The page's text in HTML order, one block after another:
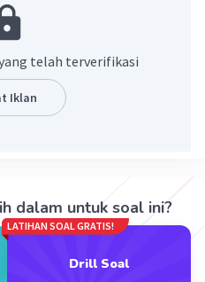
Y, artinya nilai x = 0
Balas
telah terverifikasi
Iklan
dalam untuk soal ini?
LATIHAN SOAL GRATIS!
Drill Soal